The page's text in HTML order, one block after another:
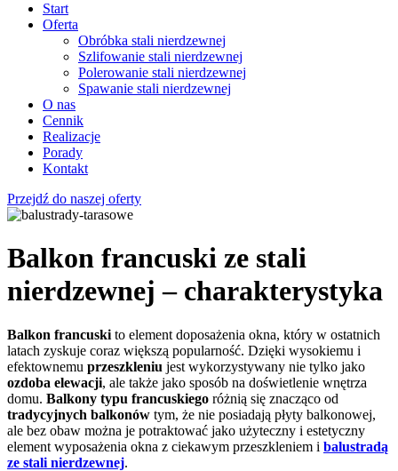
Start
Oferta
Obróbka stali nierdzewnej
Szlifowanie stali nierdzewnej
Polerowanie stali nierdzewnej
Spawanie stali nierdzewnej
O nas
Cennik
Realizacje
Porady
Kontakt
Przejdź do naszej oferty
Balkon francuski ze stali
nierdzewnej – charakterystyka
Balkon francuski to element doposażenia okna, który w ostatnich
latach zyskuje coraz większą popularność. Dzięki wysokiemu i
efektownemu przeszkleniu jest wykorzystywany nie tylko jako
ozdoba elewacji, ale także jako sposób na doświetlenie wnętrza
domu. Balkony typu francuskiego różnią się znacząco od
tradycyjnych balkonów tym, że nie posiadają płyty balkonowej,
ale bez obaw można je potraktować jako użyteczny i estetyczny
element wyposażenia okna z ciekawym przeszkleniem i balustradą
ze stali nierdzewnej.